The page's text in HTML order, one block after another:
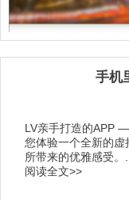
手机
LV亲手打造的APP
您体验一个全新的
所带来的优雅感受。...
阅读全文>>